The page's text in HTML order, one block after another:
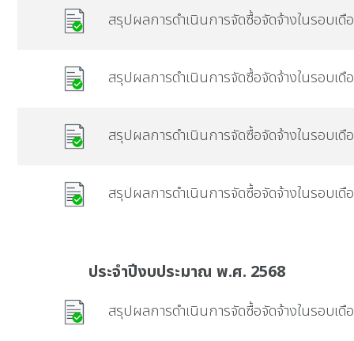
สรุปผลการดำเนินการจัดซื้อจัดจ้างในรอบเ
สรุปผลการดำเนินการจัดซื้อจัดจ้างในรอบเ
สรุปผลการดำเนินการจัดซื้อจัดจ้างในรอบ
สรุปผลการดำเนินการจัดซื้อจัดจ้างในรอบเ
ประจำปีงบประมาณ พ.ศ. 2568
สรุปผลการดำเนินการจัดซื้อจัดจ้างในรอบ